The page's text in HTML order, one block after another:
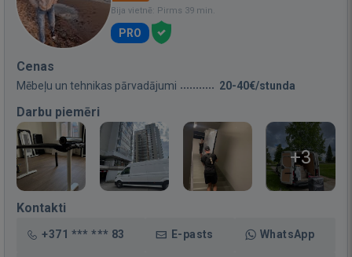
Bija vietnē: Pirms 39 min.
PRO
Cenas
Mēbeļu un tehnikas pārvadājumi 20-40€/stunda
Darbu piemēri
+3
Kontakti
+371 *** *** 83 E-pasts WhatsApp